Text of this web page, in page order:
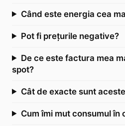
Când este energia cea
Pot fi prețurile negative?
De ce este factura mea
spot?
Cât de exacte sunt
Cum îmi mut consumul în